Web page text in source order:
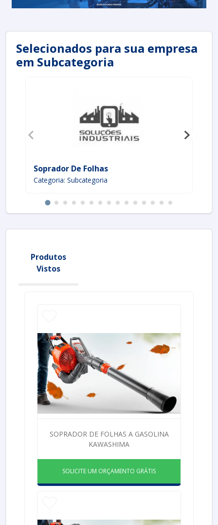
Selecionados para sua empresa
em Subcategoria
Soprador De Folhas
Categoria: Subcategoria
Produtos
Vistos
SOPRADOR DE FOLHAS A GASOLINA
KAWASHIMA
SOLICITE UM ORÇAMENTO GRÁTIS